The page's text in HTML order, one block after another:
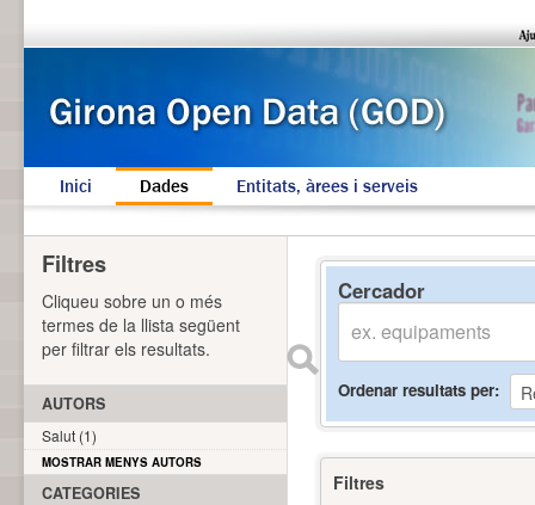
Inici Dades Entitats, àrees i serveis
Cercador
Ordenar resultats per
Filtres
Filtres
Cliqueu sobre un o més
termes de la llista següent
per filtrar els resultats.
AUTORS
Salut (1)
MOSTRAR MENYS AUTORS
CATEGORIES